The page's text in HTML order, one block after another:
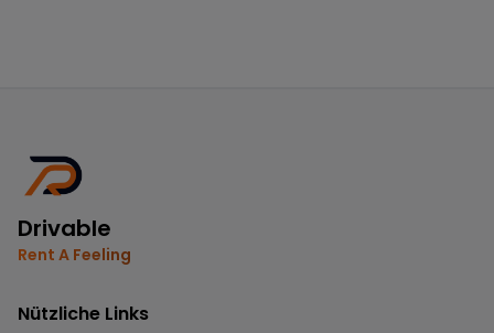
Drivable
Rent A Feeling
Nützliche Links